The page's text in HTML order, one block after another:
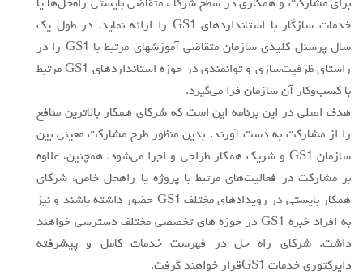
براي مشاركت و همكاري در سطح شركا ، متقاضي بايستي راه‌حل‌ها يا
خدمات سازگار با استانداردهاي GS1 را ارائه نمايد. در طول يك
سال پرسنل كليدي سازمان متقاضي آموزشهاي مرتبط با GS1 را در
راستاي ظرفيت‌سازي و توانمندي در حوزه استانداردهاي GS1 مرتبط
با كسب‌و‌كار آن سازمان فرا مي‌گيرد.
هدف اصلي در اين برنامه اين است كه شركاي همكار بالاترين منافع
را از مشاركت به دست آورند. بدين منظور طرح مشاركت معيني بين
سازمان GS1 و شريك همكار طراحي و اجرا مي‌شود. همچنين، علاوه
بر مشاركت در فعاليت‌هاي مرتبط با پروژه يا راهحل خاص، شركاي
همكار بايستي در رويدادهاي مختلف GS1 حضور داشته باشند و نيز
به افراد خبره GS1 در حوزه هاي تخصصي مختلف دسترسي خواهند
داشت. شركاي راه حل در فهرست خدمات كامل و پيشرفته
دايركتوري خدمات GS1قرار خواهند گرفت.